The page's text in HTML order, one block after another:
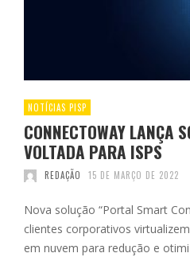
NOTÍCIAS PISP
CONNECTOWAY LANÇA
VOLTADA PARA ISPS
REDAÇÃO 15 DE MARÇO DE 2022
Nova solução “Portal Smart
clientes corporativos
em nuvem para redução e